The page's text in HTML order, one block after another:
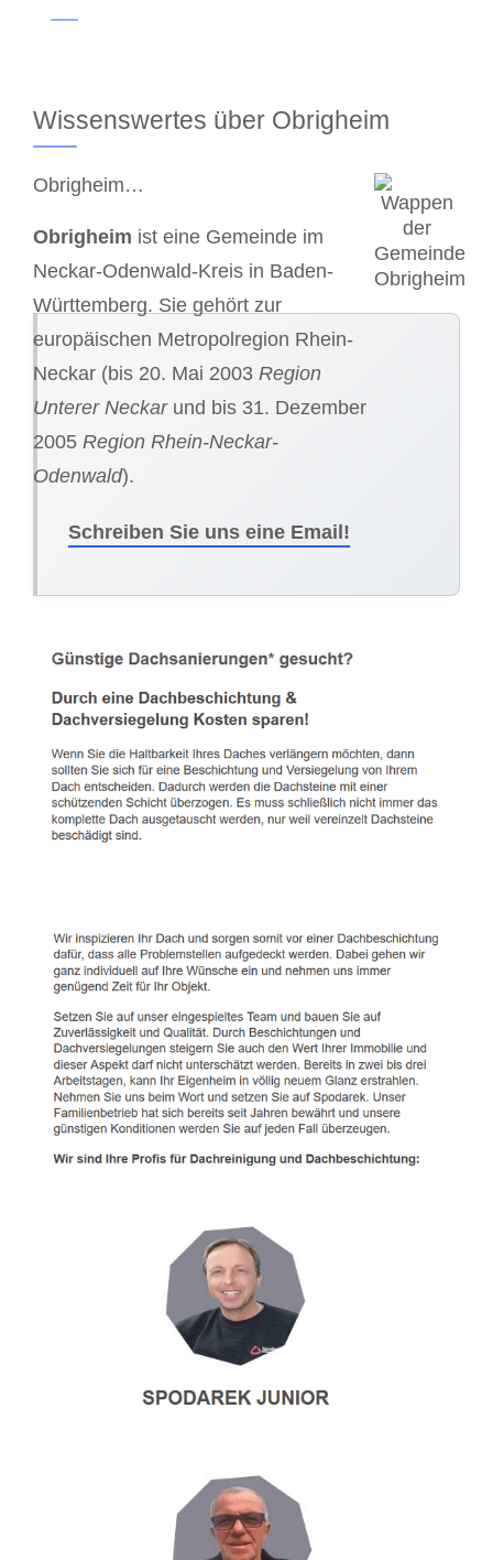
Wissenswertes über Obrigheim
Obrigheim…
Obrigheim ist eine Gemeinde im
Neckar-Odenwald-Kreis in Baden-
Württemberg. Sie gehört zur
europäischen Metropolregion Rhein-
Neckar (bis 20. Mai 2003 Region
Unterer Neckarund bis 31. Dezember
2005 Region Rhein-Neckar-
Odenwald).
Schreiben Sie uns eine Email!